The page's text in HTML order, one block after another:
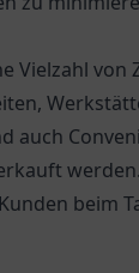
Vielzahl von
auch
beim